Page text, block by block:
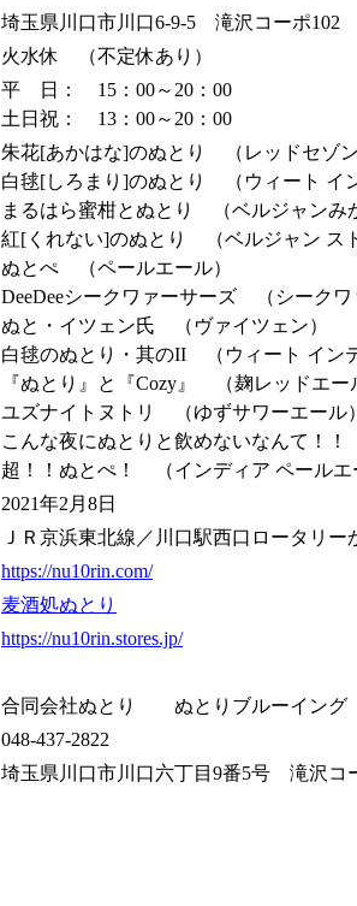
埼玉県川口市川口6-9-5 滝沢コーポ102
火水休 （不定休あり）
平 日： 15：00～20：00
土日祝： 13：00～20：00
朱花[あかはな]のぬとり （レッドセゾ
白毬[しろまり]のぬとり （ウィート イ
まるはら蜜柑とぬとり （ベルジャンみ
紅[くれない]のぬとり （ベルジャン ス
ぬとぺ （ペールエール）
DeeDeeシークワァーサーズ （シークワ
ぬと・イツェン氏 （ヴァイツェン）
白毬のぬとり・其のII （ウィート イン
『ぬとり』と『Cozy』 （麹レッドエー
ユズナイトヌトリ （ゆずサワーエール
こんな夜にぬとりと飲めないなんて！
超！！ぬとぺ！ （インディア ペールエ
2021年2月8日
ＪＲ京浜東北線／川口駅西口ロータリー
https://nu10rin.com/
麦酒処ぬとり
https://nu10rin.stores.jp/
合同会社ぬとり ぬとりブルーイング
048-437-2822
埼玉県川口市川口六丁目9番5号 滝沢コ